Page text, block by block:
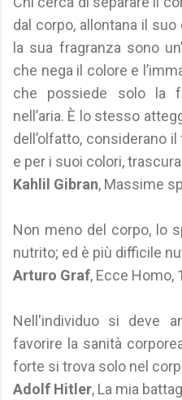
dal corpo, allontana il
la sua fragranza sono
che nega il colore e
che possiede solo la
nell’aria. È lo stesso
dell’olfatto, considerano
e per i suoi colori,
Kahlil Gibran, Massime
Non meno del corpo, lo
nutrito; ed è più difficile
Arturo Graf, Ecce Homo,
Nell'individuo si deve
favorire la sanità
forte si trova solo nel
Adolf Hitler, La mia